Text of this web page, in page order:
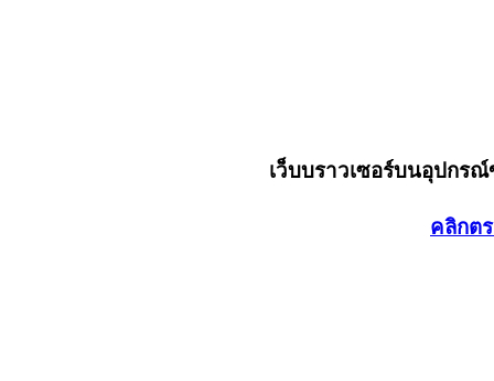
เว็บบราวเซอร์บนอุปกร
คลิกต